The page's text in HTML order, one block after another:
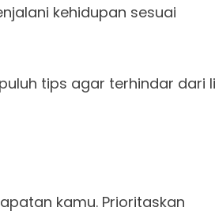
kehidupan sesuai
tips agar terhindar dari
kamu. Prioritaskan